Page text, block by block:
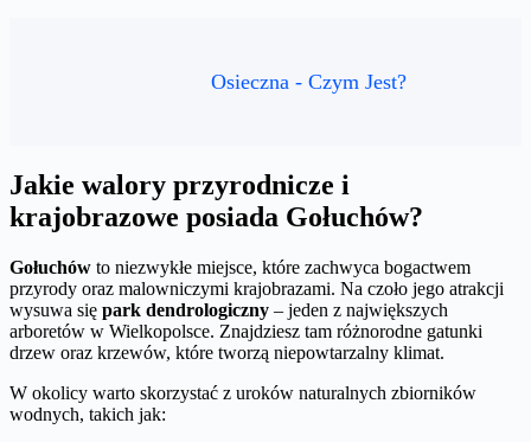
Osieczna - Czym Jest?
Jakie walory przyrodnicze i
krajobrazowe posiada Gołuchów?
Gołuchów to niezwykłe miejsce, które zachwyca bogactwem
przyrody oraz malowniczymi krajobrazami. Na czoło jego atrakcji
wysuwa się park dendrologiczny – jeden z największych
arboretów w Wielkopolsce. Znajdziesz tam różnorodne gatunki
drzew oraz krzewów, które tworzą niepowtarzalny klimat.
W okolicy warto skorzystać z uroków naturalnych zbiorników
wodnych, takich jak: